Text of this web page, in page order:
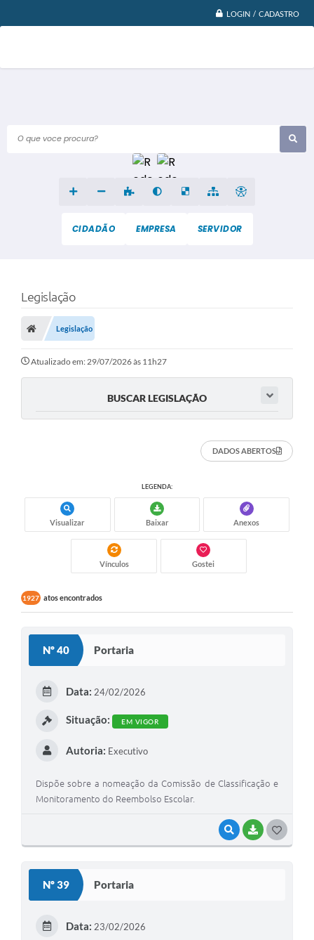
LOGIN / CADASTRO
O que voce procura?
CIDADÃO EMPRESA SERVIDOR
Legislação
Legislação
Atualizado em: 29/07/2026 às 11h27
BUSCAR LEGISLAÇÃO
DADOS ABERTOS
LEGENDA:
Visualizar Baixar Anexos
Vínculos Gostei
1927 atos encontrados
Nº 40 Portaria
VISUALIZAR
BAIXAR
Data: 24/02/2026
Situação: EM VIGOR
Autoria: Executivo
Dispõe sobre a nomeação da Comissão de Classificação e
Monitoramento do Reembolso Escolar.
Nº 39 Portaria
Data: 23/02/2026